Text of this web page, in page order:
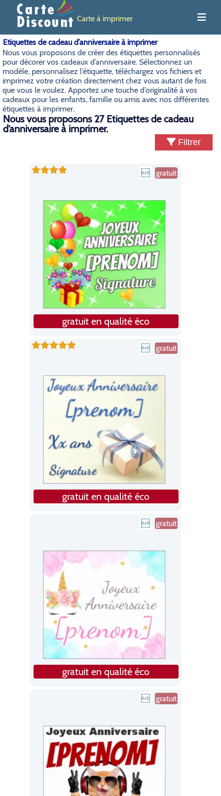
Carte à imprimer
Etiquettes de cadeau d’anniversaire à imprimer
Nous vous proposons de créer des étiquettes personnalisés
pour décorer vos cadeaux d’anniversaire. Sélectionnez un
modèle, personnalisez l’étiquette, téléchargez vos fichiers et
imprimez votre création directement chez vous autant de fois
que vous le voulez. Apportez une touche d’originalité à vos
cadeaux pour les enfants, famille ou amis avec nos différentes
étiquettes à imprimer.
Nous vous proposons 27 Etiquettes de cadeau
d’anniversaire à imprimer.
Filtrer
gratuit
gratuit en qualité éco
gratuit
gratuit en qualité éco
gratuit
gratuit en qualité éco
gratuit